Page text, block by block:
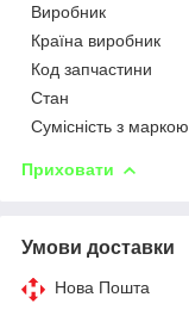
Виробник
Країна виробник
Код запчастини
Стан
Сумісність з маркою
Приховати
Умови доставки
Нова Пошта